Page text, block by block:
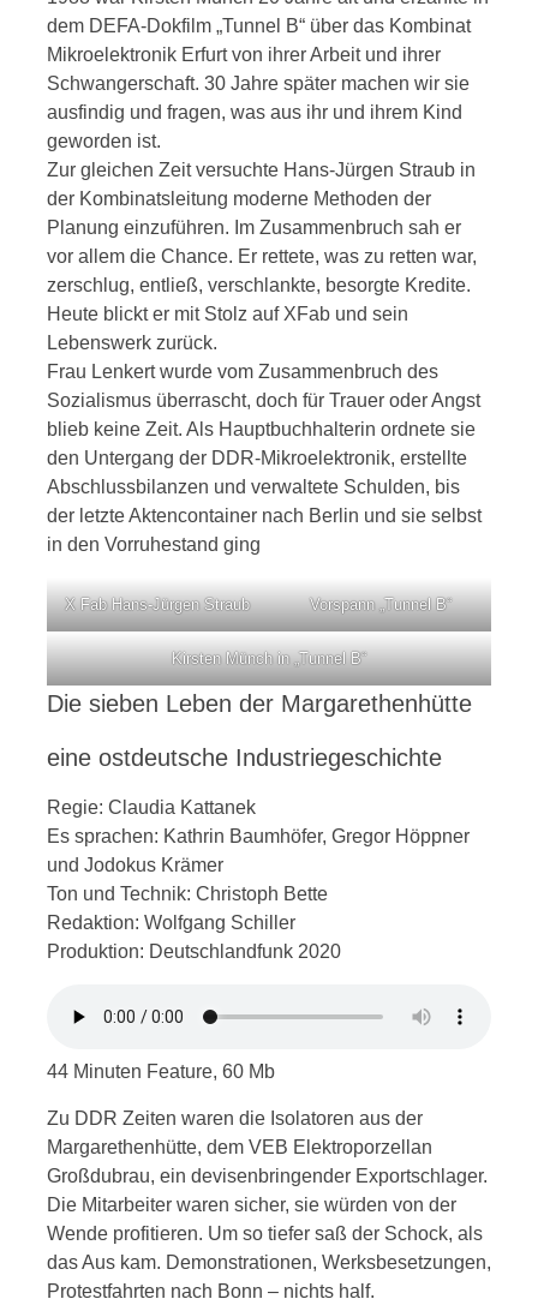
dem DEFA-Dokfilm „Tunnel B“ über das Kombinat
Mikroelektronik Erfurt von ihrer Arbeit und ihrer
Schwangerschaft. 30 Jahre später machen wir sie
ausfindig und fragen, was aus ihr und ihrem Kind
geworden ist.
Zur gleichen Zeit versuchte Hans-Jürgen Straub in
der Kombinatsleitung moderne Methoden der
Planung einzuführen. Im Zusammenbruch sah er
vor allem die Chance. Er rettete, was zu retten war,
zerschlug, entließ, verschlankte, besorgte Kredite.
Heute blickt er mit Stolz auf XFab und sein
Lebenswerk zurück.
Frau Lenkert wurde vom Zusammenbruch des
Sozialismus überrascht, doch für Trauer oder Angst
blieb keine Zeit. Als Hauptbuchhalterin ordnete sie
den Untergang der DDR-Mikroelektronik, erstellte
Abschlussbilanzen und verwaltete Schulden, bis
der letzte Aktencontainer nach Berlin und sie selbst
in den Vorruhestand ging
X Fab Hans-Jürgen Straub Vorspann „Tunnel B“
Kirsten Münch in „Tunnel B“
Die sieben Leben der Margarethenhütte
eine ostdeutsche Industriegeschichte
Regie: Claudia Kattanek
Es sprachen: Kathrin Baumhöfer, Gregor Höppner
und Jodokus Krämer
Ton und Technik: Christoph Bette
Redaktion: Wolfgang Schiller
Produktion: Deutschlandfunk 2020
44 Minuten Feature, 60 Mb
Zu DDR Zeiten waren die Isolatoren aus der
Margarethenhütte, dem VEB Elektroporzellan
Großdubrau, ein devisenbringender Exportschlager.
Die Mitarbeiter waren sicher, sie würden von der
Wende profitieren. Um so tiefer saß der Schock, als
das Aus kam. Demonstrationen, Werksbesetzungen,
Protestfahrten nach Bonn – nichts half.